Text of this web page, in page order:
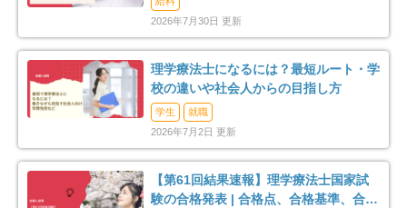
愛甲郡愛川町 4
2026年7月30日 更新
理学療法士になるには？最短ルート・学
校の違いや社会人からの目指し方
学生
就職
2026年7月2日 更新
【第61回結果速報】理学療法士国家試
験の合格発表 | 合格点、合格基準、合格